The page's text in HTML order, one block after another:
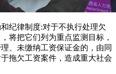
纪律制度:对于不执行处理欠
将把它们列为重点监测目标，
、未缴纳工资保证金的，由同
拖欠工资案件，造成重大社会